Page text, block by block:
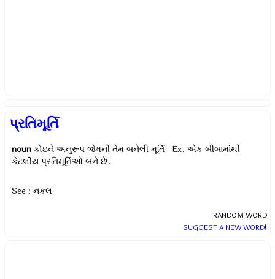
પ્રતિમૂર્તિ
noun કોઇને અનુરૂપ જેમની તેમ બનેલી મૂર્તિ Ex.એક બીબામાંથી
કેટલીય પ્રતિમૂર્તિઓ બને છે.
See : નકલ
RANDOM WORD
SUGGEST A NEW WORD!